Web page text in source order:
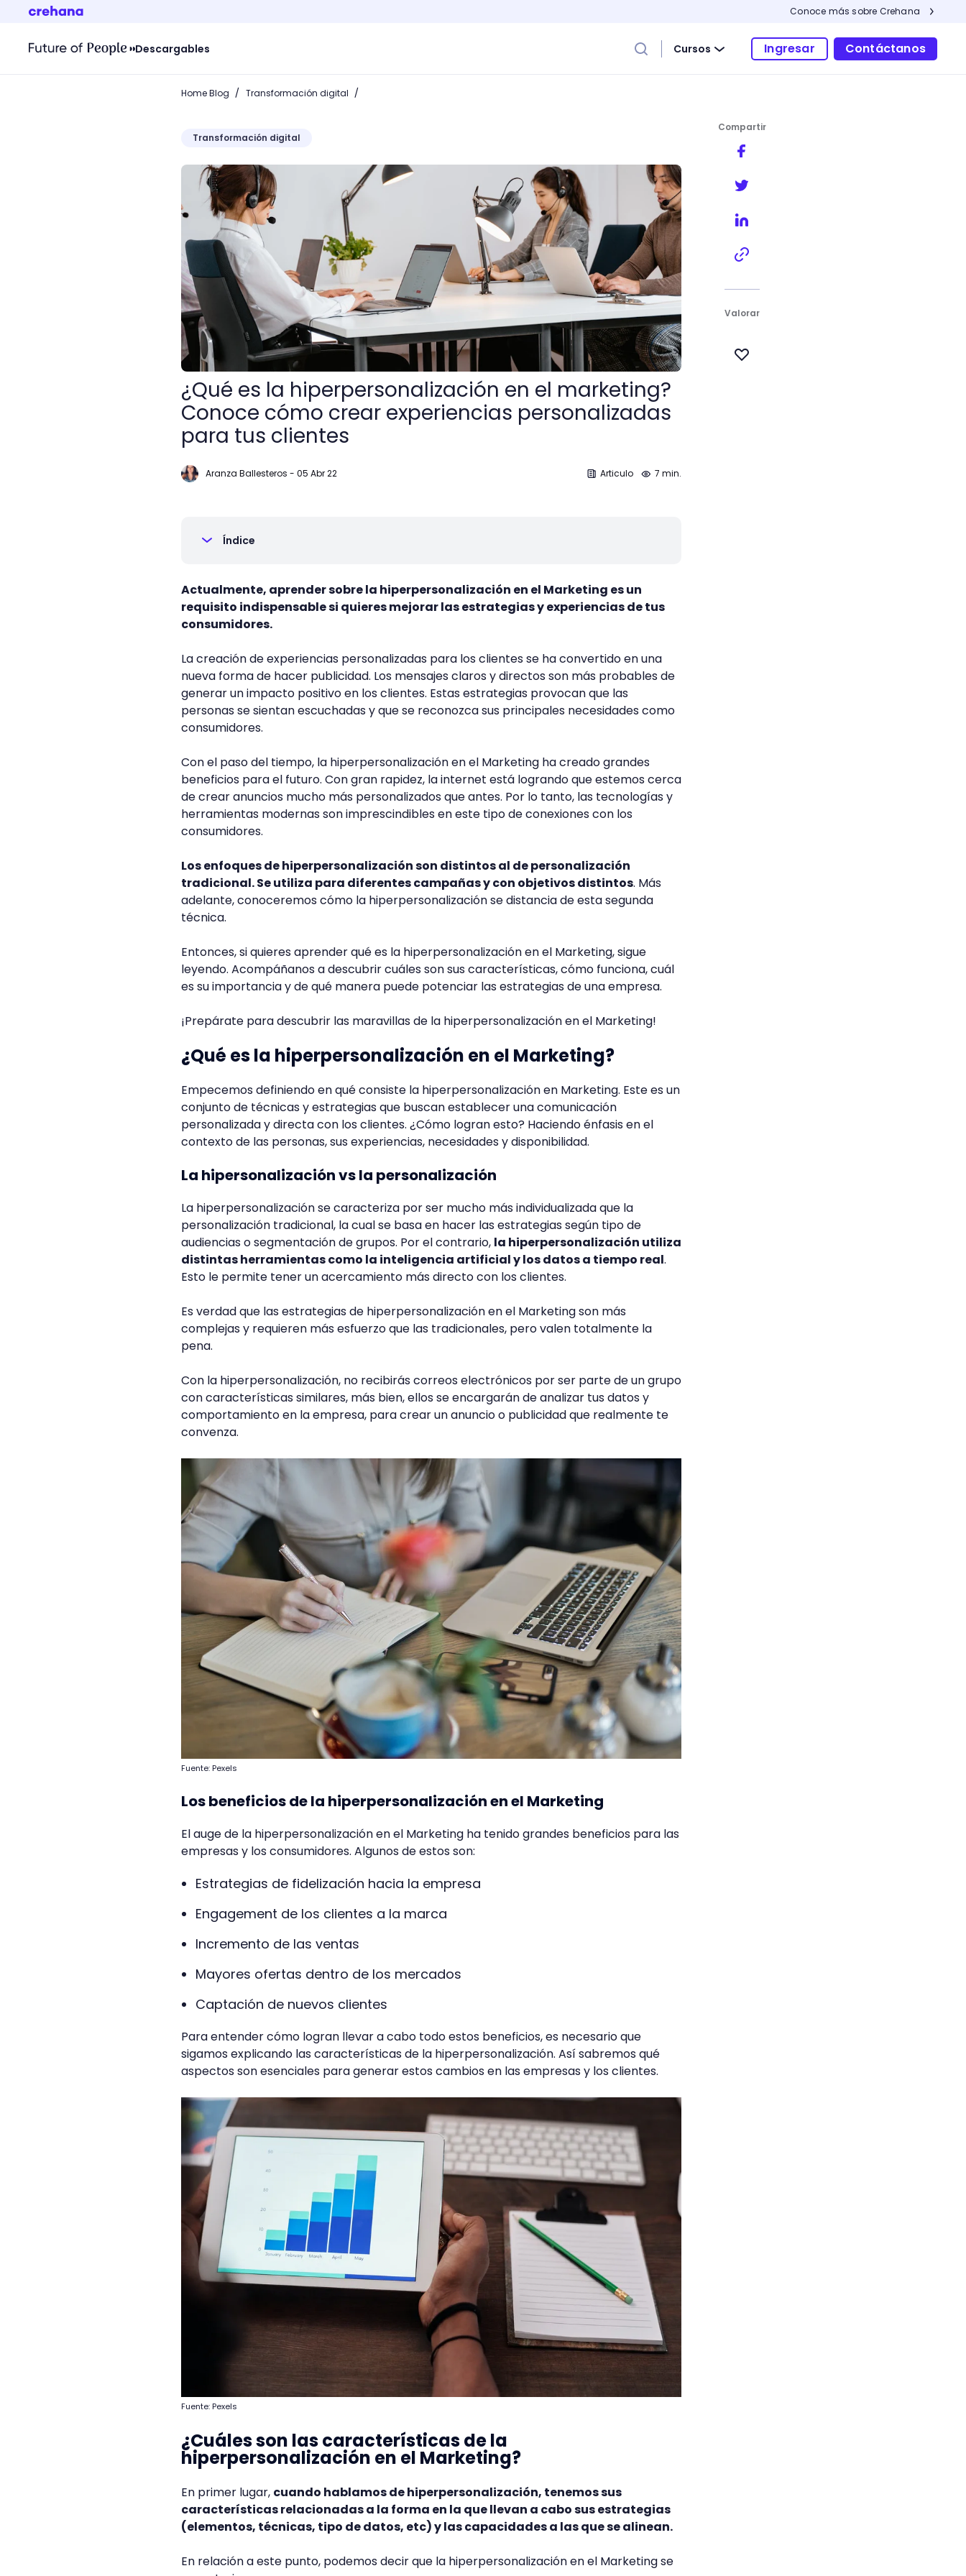
Conoce más sobre Crehana
Descargables Cursos Ingresar Contáctanos
Home Blog / Transformación digital /
Transformación digital
¿Qué es la hiperpersonalización en el marketing? Conoce cómo crear experiencias personalizadas para tus clientes
¿Qué es la hiperpersonalización en el marketing?
Conoce cómo crear experiencias personalizadas
para tus clientes
Aranza Ballesteros - 05 Abr 22 Articulo 7 min.
Índice
Actualmente, aprender sobre la hiperpersonalización en el Marketing es un
requisito indispensable si quieres mejorar las estrategias y experiencias de tus
consumidores.
La creación de experiencias personalizadas para los clientes se ha convertido en una
nueva forma de hacer publicidad. Los mensajes claros y directos son más probables de
generar un impacto positivo en los clientes. Estas estrategias provocan que las
personas se sientan escuchadas y que se reconozca sus principales necesidades como
consumidores.
Con el paso del tiempo, la hiperpersonalización en el Marketing ha creado grandes
beneficios para el futuro. Con gran rapidez, la internet está logrando que estemos cerca
de crear anuncios mucho más personalizados que antes. Por lo tanto, las tecnologías y
herramientas modernas son imprescindibles en este tipo de conexiones con los
consumidores.
Los enfoques de hiperpersonalización son distintos al de personalización
tradicional. Se utiliza para diferentes campañas y con objetivos distintos. Más
adelante, conoceremos cómo la hiperpersonalización se distancia de esta segunda
técnica.
Entonces, si quieres aprender qué es la hiperpersonalización en el Marketing, sigue
leyendo. Acompáñanos a descubrir cuáles son sus características, cómo funciona, cuál
es su importancia y de qué manera puede potenciar las estrategias de una empresa.
¡Prepárate para descubrir las maravillas de la hiperpersonalización en el Marketing!
¿Qué es la hiperpersonalización en el Marketing?
Empecemos definiendo en qué consiste la hiperpersonalización en Marketing. Este es un
conjunto de técnicas y estrategias que buscan establecer una comunicación
personalizada y directa con los clientes. ¿Cómo logran esto? Haciendo énfasis en el
contexto de las personas, sus experiencias, necesidades y disponibilidad.
La hipersonalización vs la personalización
La hiperpersonalización se caracteriza por ser mucho más individualizada que la
personalización tradicional, la cual se basa en hacer las estrategias según tipo de
audiencias o segmentación de grupos. Por el contrario, la hiperpersonalización utiliza
distintas herramientas como la inteligencia artificial y los datos a tiempo real.
Esto le permite tener un acercamiento más directo con los clientes.
Es verdad que las estrategias de hiperpersonalización en el Marketing son más
complejas y requieren más esfuerzo que las tradicionales, pero valen totalmente la
pena.
Con la hiperpersonalización, no recibirás correos electrónicos por ser parte de un grupo
con características similares, más bien, ellos se encargarán de analizar tus datos y
comportamiento en la empresa, para crear un anuncio o publicidad que realmente te
convenza.
Fuente: Pexels
Los beneficios de la hiperpersonalización en el Marketing
El auge de la hiperpersonalización en el Marketing ha tenido grandes beneficios para las
empresas y los consumidores. Algunos de estos son:
Estrategias de fidelización hacia la empresa
Engagement de los clientes a la marca
Incremento de las ventas
Mayores ofertas dentro de los mercados
Captación de nuevos clientes
Para entender cómo logran llevar a cabo todo estos beneficios, es necesario que
sigamos explicando las características de la hiperpersonalización. Así sabremos qué
aspectos son esenciales para generar estos cambios en las empresas y los clientes.
Fuente: Pexels
¿Cuáles son las características de la
hiperpersonalización en el Marketing?
En primer lugar, cuando hablamos de hiperpersonalización, tenemos sus
características relacionadas a la forma en la que llevan a cabo sus estrategias
(elementos, técnicas, tipo de datos, etc) y las capacidades a las que se alinean.
En relación a este punto, podemos decir que la hiperpersonalización en el Marketing se
Compartir
Valorar